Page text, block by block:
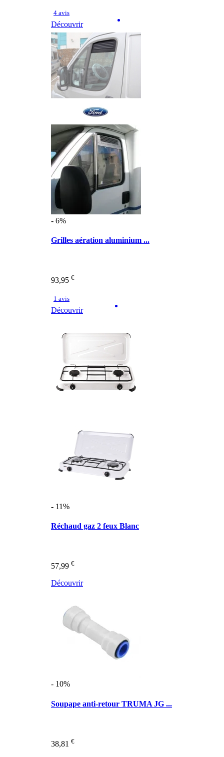
4 avis
Découvrir
- 6%
Grilles aération aluminium ...
93,95 €
1 avis
Découvrir
- 11%
Réchaud gaz 2 feux Blanc
57,99 €
Découvrir
- 10%
Soupape anti-retour TRUMA JG ...
38,81 €